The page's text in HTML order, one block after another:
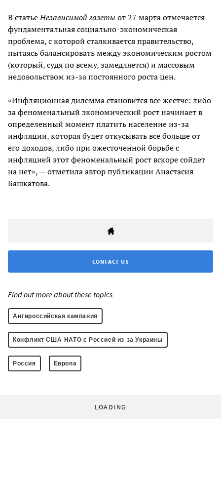
В статьеНезависимой газеты от 27 марта отмечается
фундаментальная социально-экономическая
проблема, с которой сталкивается правительство,
пытаясь балансировать между экономическим ростом
(который, судя по всему, замедляется) и массовым
недовольством из-за постоянного роста цен.
«Инфляционная дилемма становится все жестче: либо
за феноменальный экономический рост начинает в
определенный момент платить население из-за
инфляции, которая будет откусывать все больше от
его доходов, либо при ожесточенной борьбе с
инфляцией этот феноменальный рост вскоре сойдет
на нет», — отметила автор публикации Анастасия
Башкатова.
CONTACT US
Find out more about these topics:
Антироссийская кампания
Конфликт США-НАТО с Россией из-за Украины
Россия Европа
LOADING